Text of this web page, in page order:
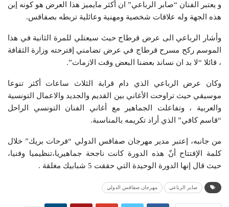
و يعتبر الفنان “صابر الرباعي” ان أكثر مايميز هذا العرض هو كونه إبن
هذه الجهة وله علاقات شخصية ومهنية وعائلية تربطه بصفاقس.
وأشار الرباعي الى عرض قرطاج حيث سيعتلي للمرة الثانية في هذا
الموسم ركح مسرح قرطاج في عرض تضامني إقترحته وزارة الثقافة
، قائلا “لا بد ان نساند بعضنا البعض وقت الازمات”.
وكان عرض الرباعي الذي دام قرابة الثلاث ساعات أكثر تنوعا
موسيقي حيث تراوحت الأغاني بين القديم والجديد والاعمال التونسية
والعربية ، وتفاعلت الجماهير مع أغاني الفنان التونسي الراحل
“قاسم كافي” الذي أراد تكريمه بالمناسبة.
من جانبه، إعتبر مدير مهرجان صفاقس الدولي “فرحات بريك” خلال
كلمة الإفتتاح أنّ هذه الدورة كانت ناجحة جماهيريا،تنظيميا وفنيا،
حيث قال إنها الدورة الوحيدة التي حققت 5 شبابيك مغلقة .
صابر الرباعي مهرجان صفاقس الدولي